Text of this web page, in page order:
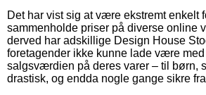
Det har vist sig at være ekstremt enkelt
sammenholde priser på diverse online
derved har adskillige Design House
foretagender ikke kunne lade være
salgsværdien på deres varer – til børn,
drastisk, og endda nogle gange sikre